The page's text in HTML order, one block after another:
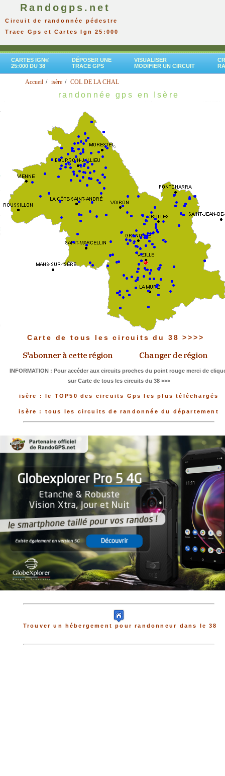
Randogps.net
Circuit de randonnée pédestre
Trace Gps et Cartes Ign 25:000
CARTES IGN®
25:000 DU 38
DÉPOSER UNE
TRACE GPS
VISUALISER
MODIFIER UN CIRCUIT
Accueil isère COL DE LA CHAL
randonnée gps en Isère
Carte de tous les circuits du 38 >>>>
INFORMATION : Pour accéder aux circuits proches du point rouge merci de
sur Carte de tous les circuits du 38 >>>
isère : le TOP50 des circuits Gps les plus téléchargés
isère : tous les circuits de randonnée du département
Trouver un hébergement pour randonneur dans le 38